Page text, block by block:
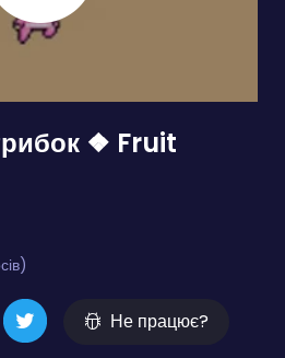
❖ Fruit
Не працює?